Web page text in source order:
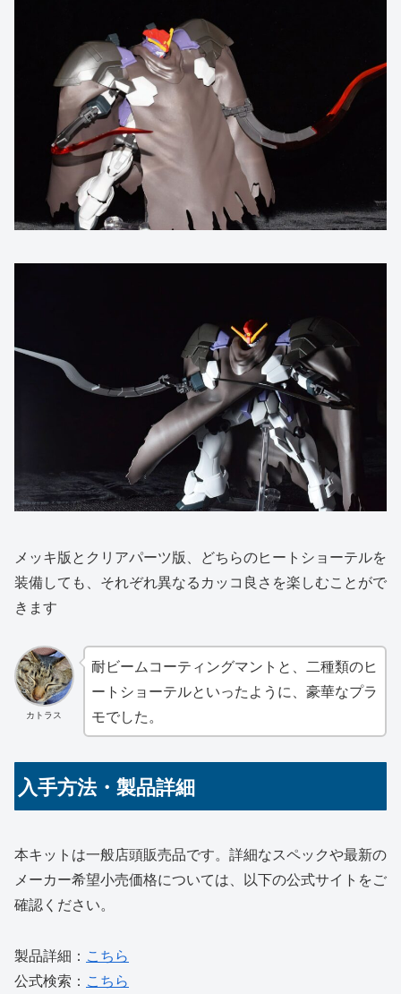
メッキ版とクリアパーツ版、どちらのヒートショーテルを
装備しても、それぞれ異なるカッコ良さを楽しむことがで
きます
カトラス
耐ビームコーティングマントと、二種類のヒ
ートショーテルといったように、豪華なプラ
モでした。
入手方法・製品詳細
本キットは一般店頭販売品です。詳細なスペックや最新の
メーカー希望小売価格については、以下の公式サイトをご
確認ください。
製品詳細： こちら
公式検索： こちら